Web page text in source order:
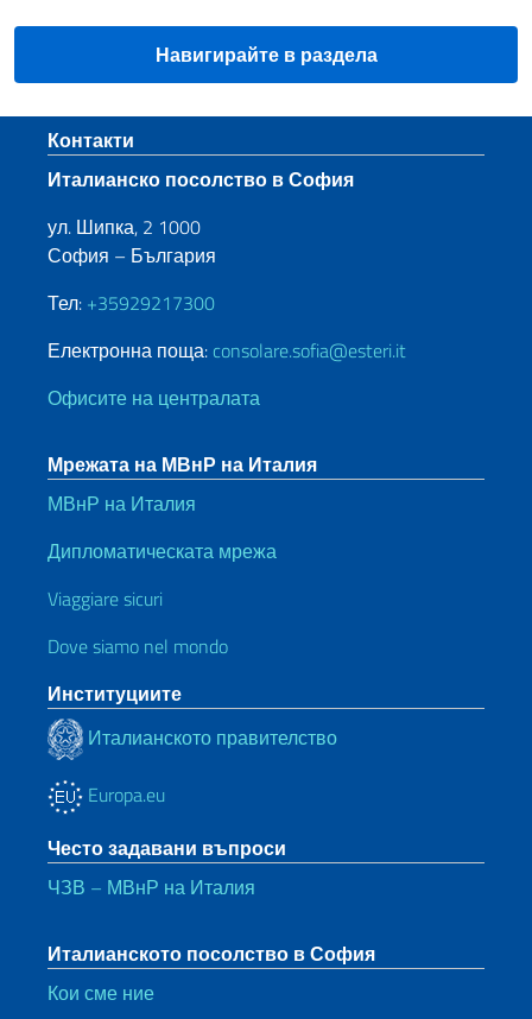
Навигирайте в раздела
Sezione footer
Контакти
Италианско посолство в София
ул. Шипка, 2 1000
София – България
Тел: +35929217300
Електронна поща: consolare.sofia@esteri.it
Офисите на централата
Мрежата на МВнР на Италия
МВнР на Италия
Дипломатическата мрежа
Viaggiare sicuri
Dove siamo nel mondo
Институциите
Италианското правителство
Europa.eu
Често задавани въпроси
ЧЗВ – МВнР на Италия
Италианското посолство в София
Кои сме ние